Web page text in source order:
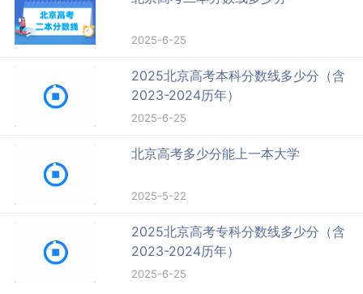
2025-6-25
2025北京高考本科分数线多少分（含
2023-2024历年）
2025-6-25
北京高考多少分能上一本大学
2025-5-22
2025北京高考专科分数线多少分（含
2023-2024历年）
2025-6-25